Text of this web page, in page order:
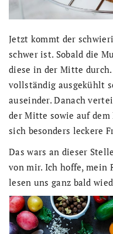
Jetzt kommt der
schwer ist. Sobald die
diese in der Mitte
vollständig ausgekühlt
auseinder. Danach
der Mitte sowie auf
sich besonders leckere
Das wars an dieser
von mir. Ich hoffe, mein
lesen uns ganz bald